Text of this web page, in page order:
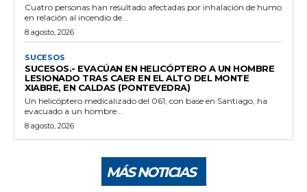
Cuatro personas han resultado afectadas por inhalación de humo
en relación al incendio de...
8 agosto, 2026
SUCESOS
SUCESOS.- EVACÚAN EN HELICÓPTERO A UN HOMBRE
LESIONADO TRAS CAER EN EL ALTO DEL MONTE
XIABRE, EN CALDAS (PONTEVEDRA)
Un helicóptero medicalizado del 061, con base en Santiago, ha
evacuado a un hombre...
8 agosto, 2026
MÁS NOTICIAS